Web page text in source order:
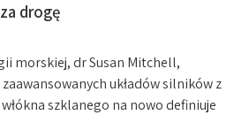
drogę
morskiej, dr Susan Mitchell,
układów silników z
szklanego na nowo definiuje